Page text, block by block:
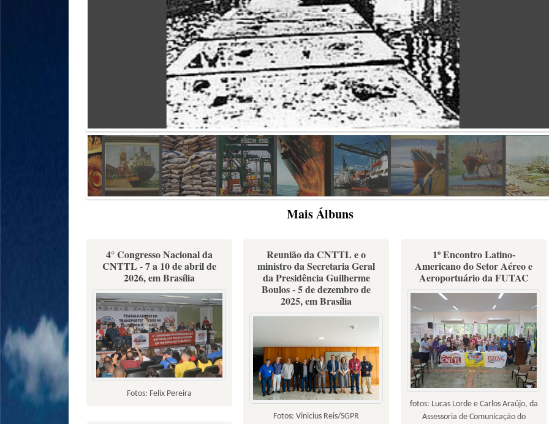
Mais Álbuns
4° Congresso Nacional da
CNTTL - 7 a 10 de abril de
2026, em Brasília
Fotos: Felix Pereira
Reunião da CNTTL e o
ministro da Secretaria Geral
da Presidência Guilherme
Boulos - 5 de dezembro de
2025, em Brasília
Fotos: Vinicius Reis/SGPR
1º Encontro Latino-
Americano do Setor Aéreo e
Aeroportuário da FUTAC
fotos: Lucas Lorde e Carlos Araújo, da
Assessoria de Comunicação do